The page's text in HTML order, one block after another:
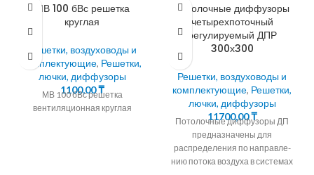
МВ 100 бВс решетка
круглая
Решетки, воздуховоды и
комплектующие, Решетки,
лючки, диффузоры
1100,00₸
МВ 100 бВс решетка
вентиляционная круглая
Потолочные диффузоры
четырехпоточный
регулируемый ДПР
300х300
Решетки, воздуховоды и
комплектующие, Решетки,
лючки, диффузоры
11700,00₸
Потолочные диффузоры ДП
предназначены для
распределения по направле-
нию потока воздуха в системах